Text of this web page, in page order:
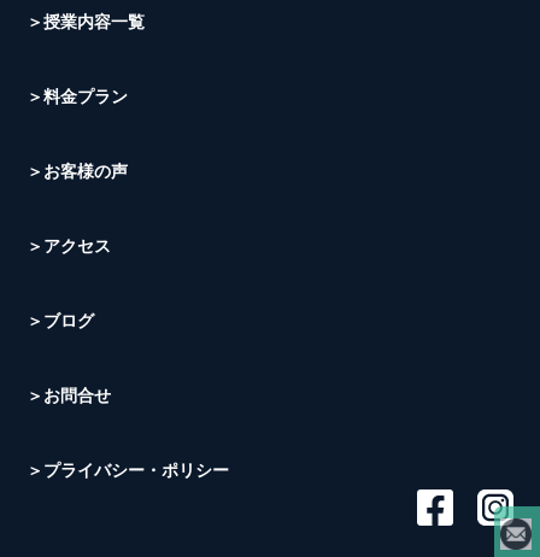
＞授業内容一覧
＞料金プラン
＞お客様の声
＞アクセス
＞ブログ
＞お問合せ
＞プライバシー・ポリシー